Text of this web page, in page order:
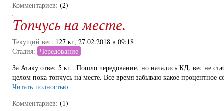
Комментариев: (2)
Топчусь на месте.
Текущий вес: 127 кг, 27.02.2018 в 09:18
Стадия: Чередование
За Атаку отвес 5 кг . Пошло чередование, но начались КД, вес не
целом пока топчусь на месте. Все время забываю какое процентное
Читать полностью
Комментариев: (1)